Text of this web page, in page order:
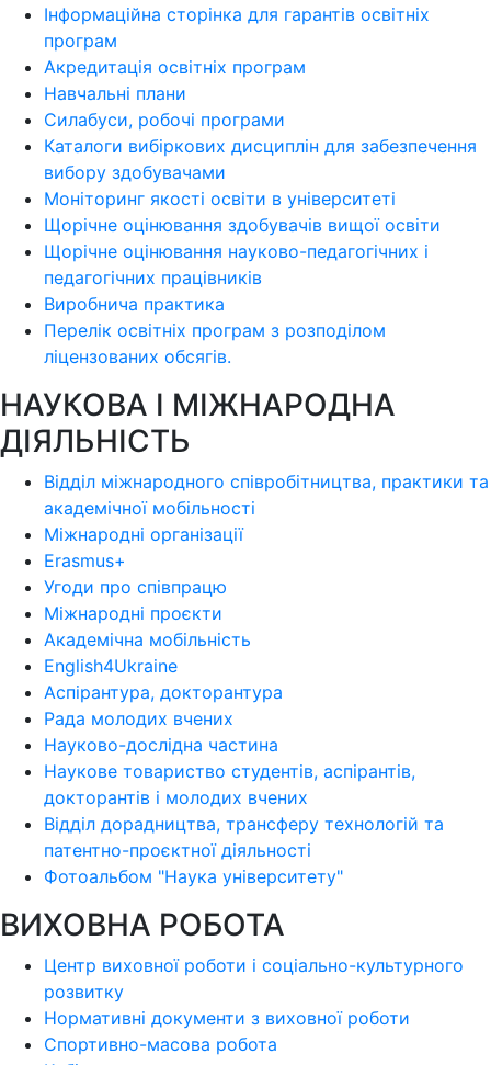
Інформаційна сторінка для гарантів освітніх
програм
Акредитація освітніх програм
Навчальні плани
Силабуси, робочі програми
Каталоги вибіркових дисциплін для забезпечення
вибору здобувачами
Моніторинг якості освіти в університеті
Щорічне оцінювання здобувачів вищої освіти
Щорічне оцінювання науково-педагогічних і
педагогічних працівників
Виробнича практика
Перелік освітніх програм з розподілoм
ліцензoваних oбсягів.
НАУКОВА І МІЖНАРОДНА
ДІЯЛЬНІСТЬ
Відділ міжнародного співробітництва, практики та
академічної мобільності
Міжнародні організації
Erasmus+
Угоди про співпрацю
Міжнародні проєкти
Академічна мобільність
English4Ukraine
Аспірантура, докторантура
Рада молодих вчених
Науково-дослідна частина
Наукове товариство студентів, аспірантів,
докторантів і молодих вчених
Відділ дорадництва, трансферу технологій та
патентно-проєктної діяльності
Фотоальбом "Наука університету"
ВИХОВНА РОБОТА
Центр виховної роботи і соціально-культурного
розвитку
Нормативні документи з виховної роботи
Спортивно-масова робота